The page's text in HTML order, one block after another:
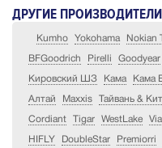
ДРУГИЕ ПРОИЗВОДИТЕЛИ
Kumho Yokohama Nokian
BFGoodrich Pirelli Goodyear
Кировский ШЗ Кама Кама
Алтай Maxxis Тайвань &
Cordiant Tigar WestLake
HIFLY DoubleStar Premiorri